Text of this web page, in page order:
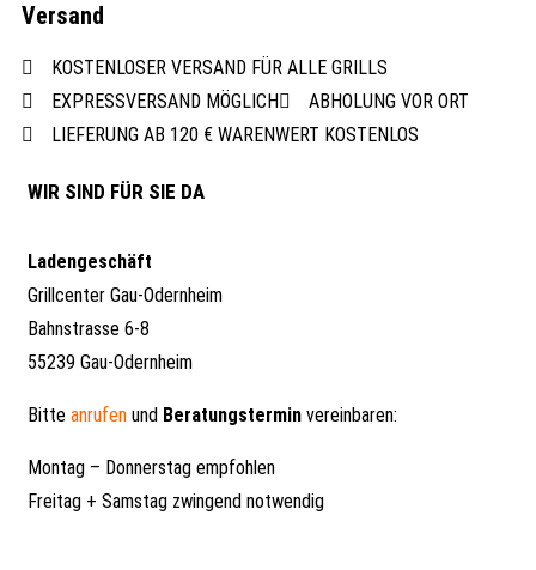
Versand
KOSTENLOSER VERSAND FÜR ALLE GRILLS
EXPRESSVERSAND MÖGLICH
ABHOLUNG VOR ORT
LIEFERUNG AB 120 € WARENWERT KOSTENLOS
WIR SIND FÜR SIE DA
Ladengeschäft
Grillcenter Gau-Odernheim
Bahnstrasse 6-8
55239 Gau-Odernheim
Bitte anrufen und Beratungstermin vereinbaren:
Montag – Donnerstag empfohlen
Freitag + Samstag zwingend notwendig